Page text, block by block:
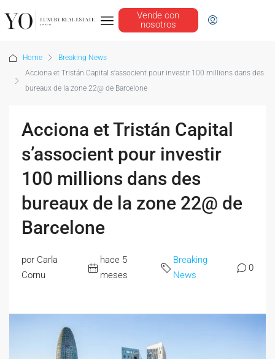
Vende con
nosotros
Home
Breaking News
Acciona et Tristán Capital s’associent pour investir 100 millions dans des
bureaux de la zone 22@ de Barcelone
Acciona et Tristán Capital
s’associent pour investir
100 millions dans des
bureaux de la zone 22@ de
Barcelone
por Carla
Cornu
hace 5
meses
Breaking
News
0